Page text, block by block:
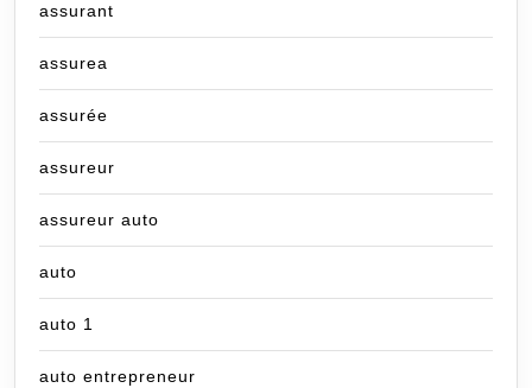
assurant
assurea
assurée
assureur
assureur auto
auto
auto 1
auto entrepreneur